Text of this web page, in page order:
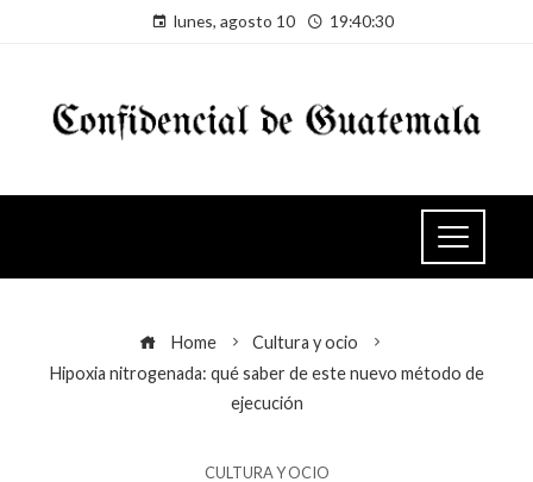
lunes, agosto 10 19:40:31
Home
Cultura y ocio
Hipoxia nitrogenada: qué saber de este nuevo método de
ejecución
CULTURA Y OCIO